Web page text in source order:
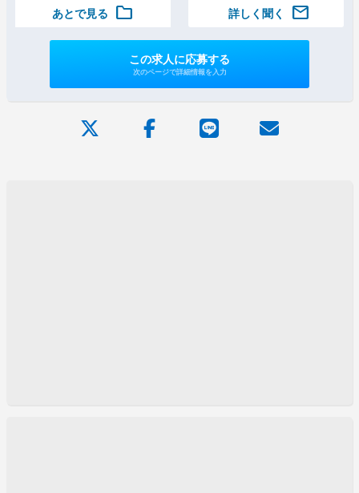
あとで見る folder 詳しく聞く mail
この求人に応募する
次のページで詳細情報を入力